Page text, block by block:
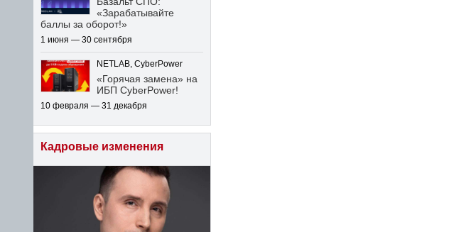
«Зарабатывайте
баллы за оборот!»
1 июня — 30 сентября
NETLAB, CyberPower
«Горячая замена» на
ИБП CyberPower!
10 февраля — 31 декабря
Кадровые изменения